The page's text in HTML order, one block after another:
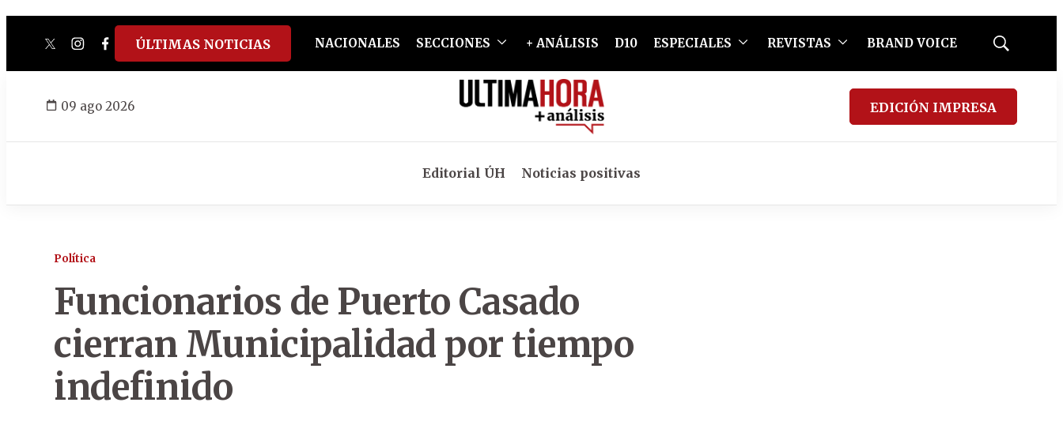
twitterinstagram
facebook
tiktokyoutube
spotify
ÚLTIMAS NOTICIAS NACIONALES SECCIONES + ANÁLISIS D10 ESPECIALES REVISTAS BRAND VOICE
Mostrar
09 ago 2026 EDICIÓN IMPRESA
Editorial ÚH Noticias positivas
Política
Funcionarios de Puerto Casado
cierran Municipalidad por tiempo
indefinido